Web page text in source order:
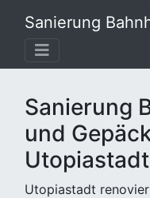
Sanierung
Sanierung
und
Utopiastadt
Utopiastadt